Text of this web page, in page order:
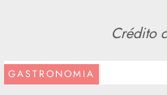
Crédito
GASTRONOMIA